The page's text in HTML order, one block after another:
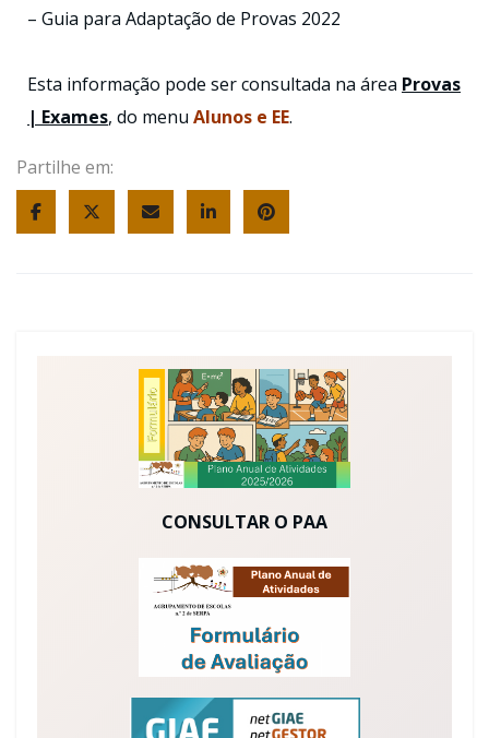
– Guia para Adaptação de Provas 2022
Esta informação pode ser consultada na área Provas
| Exames, do menu Alunos e EE.
Partilhe em:
CONSULTAR O PAA